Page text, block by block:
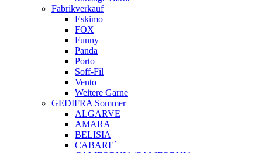
Fabrikverkauf
Eskimo
FOX
Funny
Panda
Porto
Soff-Fil
Vento
Weitere Garne
GEDIFRA Sommer
ALGARVE
AMARA
BELISIA
CABARE`